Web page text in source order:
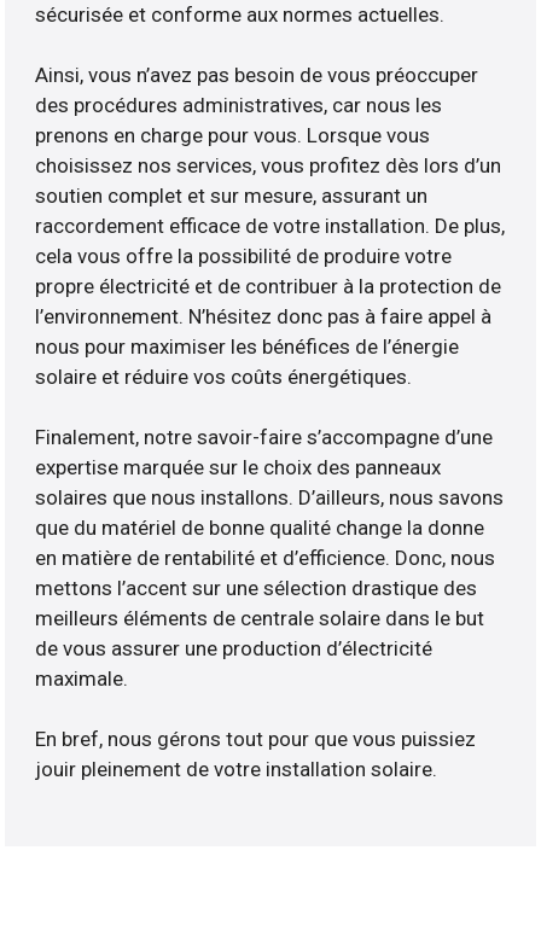
sécurisée et conforme aux normes actuelles.
Ainsi, vous n’avez pas besoin de vous préoccuper
des procédures administratives, car nous les
prenons en charge pour vous. Lorsque vous
choisissez nos services, vous profitez dès lors d’un
soutien complet et sur mesure, assurant un
raccordement efficace de votre installation. De plus,
cela vous offre la possibilité de produire votre
propre électricité et de contribuer à la protection de
l’environnement. N’hésitez donc pas à faire appel à
nous pour maximiser les bénéfices de l’énergie
solaire et réduire vos coûts énergétiques.
Finalement, notre savoir-faire s’accompagne d’une
expertise marquée sur le choix des panneaux
solaires que nous installons. D’ailleurs, nous savons
que du matériel de bonne qualité change la donne
en matière de rentabilité et d’efficience. Donc, nous
mettons l’accent sur une sélection drastique des
meilleurs éléments de centrale solaire dans le but
de vous assurer une production d’électricité
maximale.
En bref, nous gérons tout pour que vous puissiez
jouir pleinement de votre installation solaire.